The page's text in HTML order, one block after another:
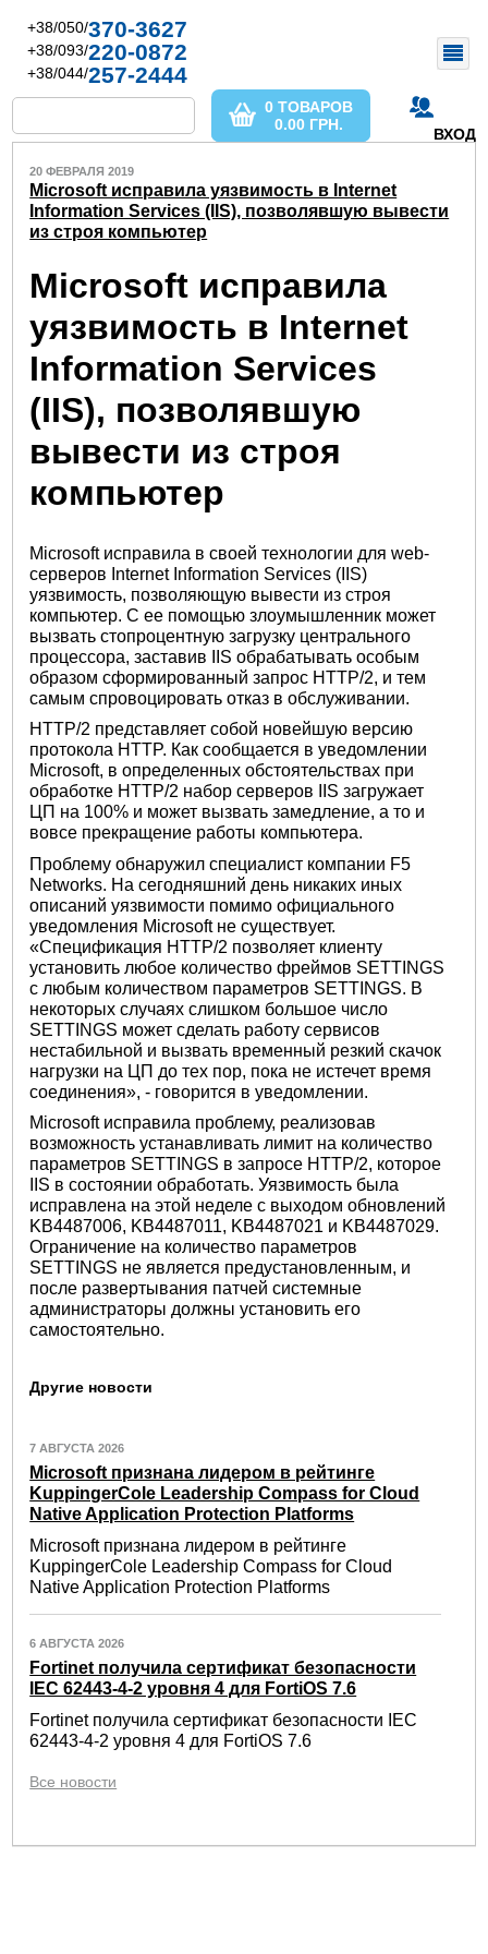
+38/050/370-3627
+38/093/220-0872
+38/044/257-2444
ВХОД
0 ТОВАРОВ
0.00 ГРН.
20 ФЕВРАЛЯ 2019
Microsoft исправила уязвимость в Internet
Information Services (IIS), позволявшую вывести
из строя компьютер
Microsoft исправила
уязвимость в Internet
Information Services
(IIS), позволявшую
вывести из строя
компьютер
Microsoft исправила в своей технологии для web-
серверов Internet Information Services (IIS)
уязвимость, позволяющую вывести из строя
компьютер. С ее помощью злоумышленник может
вызвать стопроцентную загрузку центрального
процессора, заставив IIS обрабатывать особым
образом сформированный запрос HTTP/2, и тем
самым спровоцировать отказ в обслуживании.
HTTP/2 представляет собой новейшую версию
протокола HTTP. Как сообщается в уведомлении
Microsoft, в определенных обстоятельствах при
обработке HTTP/2 набор серверов IIS загружает
ЦП на 100% и может вызвать замедление, а то и
вовсе прекращение работы компьютера.
Проблему обнаружил специалист компании F5
Networks. На сегодняшний день никаких иных
описаний уязвимости помимо официального
уведомления Microsoft не существует.
«Спецификация HTTP/2 позволяет клиенту
установить любое количество фреймов SETTINGS
с любым количеством параметров SETTINGS. В
некоторых случаях слишком большое число
SETTINGS может сделать работу сервисов
нестабильной и вызвать временный резкий скачок
нагрузки на ЦП до тех пор, пока не истечет время
соединения», - говорится в уведомлении.
Microsoft исправила проблему, реализовав
возможность устанавливать лимит на количество
параметров SETTINGS в запросе HTTP/2, которое
IIS в состоянии обработать. Уязвимость была
исправлена на этой неделе с выходом обновлений
KB4487006, KB4487011, KB4487021 и KB4487029.
Ограничение на количество параметров
SETTINGS не является предустановленным, и
после развертывания патчей системные
администраторы должны установить его
самостоятельно.
Другие новости
7 АВГУСТА 2026
Microsoft признана лидером в рейтинге
KuppingerCole Leadership Compass for Cloud
Native Application Protection Platforms
Microsoft признана лидером в рейтинге
KuppingerCole Leadership Compass for Cloud
Native Application Protection Platforms
6 АВГУСТА 2026
Fortinet получила сертификат безопасности
IEC 62443-4-2 уровня 4 для FortiOS 7.6
Fortinet получила сертификат безопасности IEC
62443-4-2 уровня 4 для FortiOS 7.6
Все новости